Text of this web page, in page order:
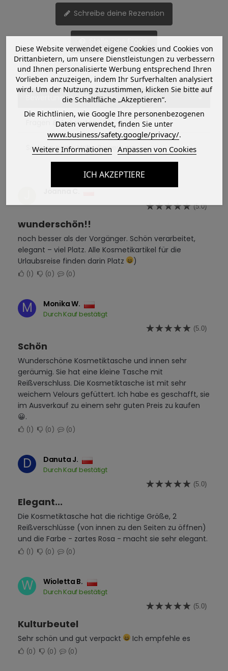
Schreibe deine Rezension
Bewertungen (16)
Fragen & Antworten (0)
Sortiere nach: Hohe Bewertung
(5.0)
wunderschön!!
noch besser als der Vorgänger. Schön verarbeitet,
elegant – viel Platz. Alle Kosmetikartikel für die
Urlaubsreise finden darin Platz
)
1 0 0
M Monika W.
Durch Kauf bestätigt
(5.0)
Schön
Wunderschöne Kosmetiktasche und innen sehr
geräumig. Sie hat eine kleine Tasche mit
Reißverschluss. Die Kosmetiktasche ist mit sehr
weichem Velours gefüttert. Ich habe es geschafft, sie
im Ausverkauf zu einem sehr guten Preis zu kaufen
😀.
1 0 0
D Danuta J.
Durch Kauf bestätigt
(5.0)
Elegant...
Die Kosmetiktasche hat die richtige Größe, 2
Reißverschlüsse (von innen zu den Seiten zu öffnen)
und die Farbe - zartes Rosa - macht sie sehr elegant.
1 0 0
W Wioletta B.
Durch Kauf bestätigt
(5.0)
Kulturbeutel
Sehr schön und gut verpackt Ich empfehle es
0 0 0
Diese Website verwendet eigene Cookies und Cookies von
Drittanbietern, um unsere Dienstleistungen zu verbessern
und Ihnen personalisierte Werbung entsprechend Ihren
Vorlieben anzuzeigen, indem Ihr Surfverhalten analysiert
wird. Um der Nutzung zuzustimmen, klicken Sie bitte auf
die Schaltfläche „Akzeptieren“.
Die Richtlinien, wie Google Ihre personenbezogenen
Daten verwendet, finden Sie unter
www.business/safety.google/privacy/.
Weitere Informationen Anpassen von Cookies
ICH AKZEPTIERE